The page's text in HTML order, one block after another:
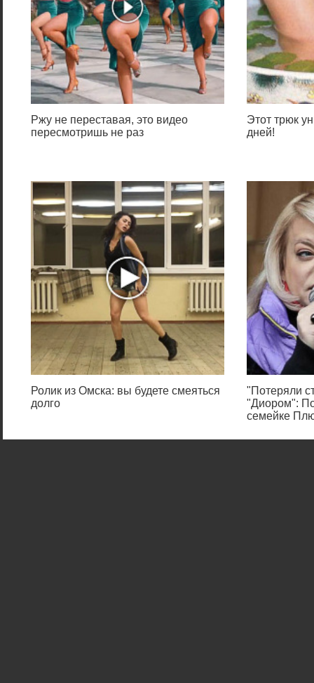
Ржу не переставая, это видео
пересмотришь не раз
Этот трюк
дней!
Ролик из Омска: вы будете смеяться
долго
"Потеряли
"Диором":
семейке